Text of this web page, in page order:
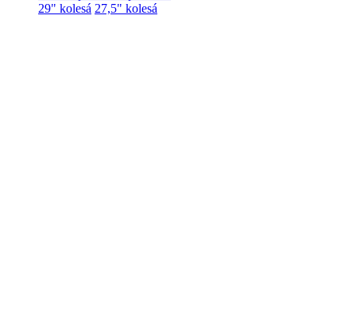
29" kolesá 27,5" kolesá